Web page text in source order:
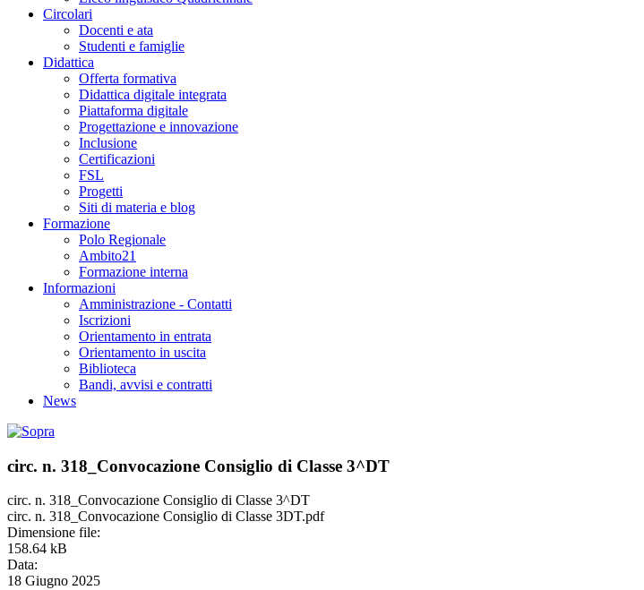
Circolari
Docenti e ata
Studenti e famiglie
Didattica
Offerta formativa
Didattica digitale integrata
Piattaforma digitale
Progettazione e innovazione
Inclusione
Certificazioni
FSL
Progetti
Siti di materia e blog
Formazione
Polo Regionale
Ambito21
Formazione interna
Informazioni
Amministrazione - Contatti
Iscrizioni
Orientamento in entrata
Orientamento in uscita
Biblioteca
Bandi, avvisi e contratti
News
circ. n. 318_Convocazione Consiglio di Classe 3^DT
circ. n. 318_Convocazione Consiglio di Classe 3^DT
circ. n. 318_Convocazione Consiglio di Classe 3DT.pdf
Dimensione file:
158.64 kB
Data:
18 Giugno 2025